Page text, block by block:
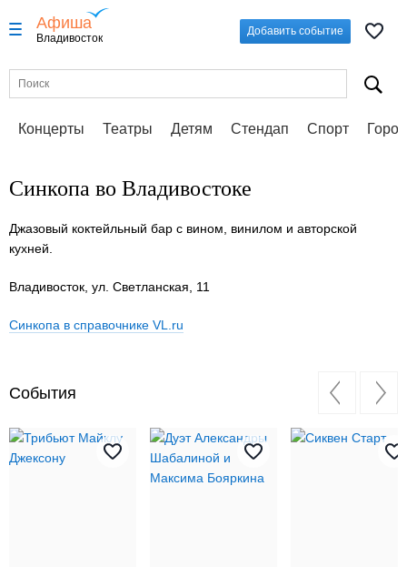
Афиша
Владивосток
Добавить событие
Концерты Театры Детям Стендап Спорт
Синкопа во Владивостоке
Джазовый коктейльный бар c вином, винилом и авторской
кухней.
Владивосток, ул. Светланская, 11
Синкопа в справочнике VL.ru
События